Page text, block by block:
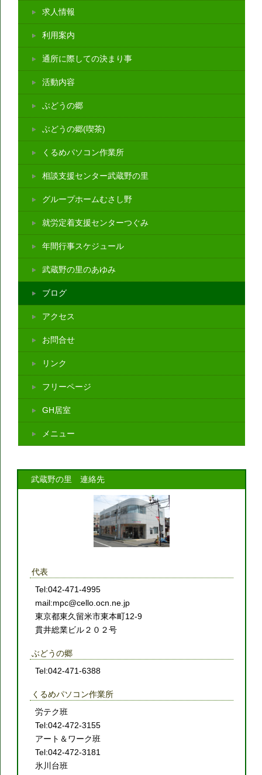
求人情報
利用案内
通所に際しての決まり事
活動内容
ぶどうの郷
ぶどうの郷(喫茶)
くるめパソコン作業所
相談支援センター武蔵野の里
グループホームむさし野
就労定着支援センターつぐみ
年間行事スケジュール
武蔵野の里のあゆみ
ブログ
アクセス
お問合せ
リンク
フリーページ
GH居室
メニュー
武蔵野の里 連絡先
代表
Tel:042-471-4995
mail:mpc@cello.ocn.ne.jp
東京都東久留米市東本町12-9
貫井総業ビル２０２号
ぶどうの郷
Tel:042-471-6388
くるめパソコン作業所
労テク班
Tel:042-472-3155
アート＆ワーク班
Tel:042-472-3181
氷川台班